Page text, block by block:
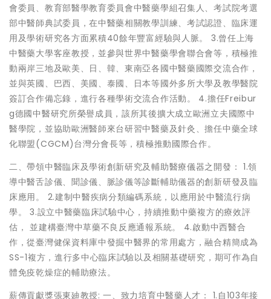
會委員、教育部醫學教育委員會中醫藥學組召集人、考試院考選
部中醫師典試委員，在中醫藥相關教學訓練、考試認證、臨床運
用及學術研究各方面累積40餘年豐富經驗與人脈。 3.曾任上海
中醫藥大學客座教授，並參與世界中醫藥學會聯合會等，積極推
動兩岸三地及歐美、日、韓、東南亞各國中醫藥國際交流合作，
並與英國、巴西、美國、泰國、日本等國外多所大學及教學醫院
簽訂合作備忘錄，進行各種學術交流合作活動。 4.擔任Freibur
g德國中醫研究所榮譽成員，該所其後擴大成立歐洲立夫國際中
醫學院，並協助歐洲醫師來台研習中醫藥及針灸、擔任中藥全球
化聯盟(CGCM)台灣分會長等，積極推動國際合作。
二、帶領中醫臨床及學術創新研究及輔助醫療儀器之開發： 1.領
導中醫舌診儀、聞診儀、脈診儀等診斷輔助儀器的創新研發及臨
床應用。 2.建制中醫疾病分類編碼系統，以應用於中醫流行病
學。 3.設立中醫藥臨床試驗中心，持續推動中藥複方的療效評
估， 並建構臺灣中草藥不良反應通報系統。 4.啟動中西醫合
作，從臺灣健保資料庫中發掘中醫界的常用處方，融合精簡成為
SS-1複方，進行多中心臨床試驗以及相關基礎研究，期可作為自
體免疫乾燥症的輔助療法。
薪傳貢獻獎張東廸教授: 一、致力培育中醫藥人才： 1.自103年接